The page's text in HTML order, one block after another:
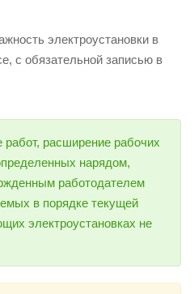
электроустановки в
с обязательной записью в
расширение рабочих
нарядом,
работодателем
в порядке текущей
электроустановках не